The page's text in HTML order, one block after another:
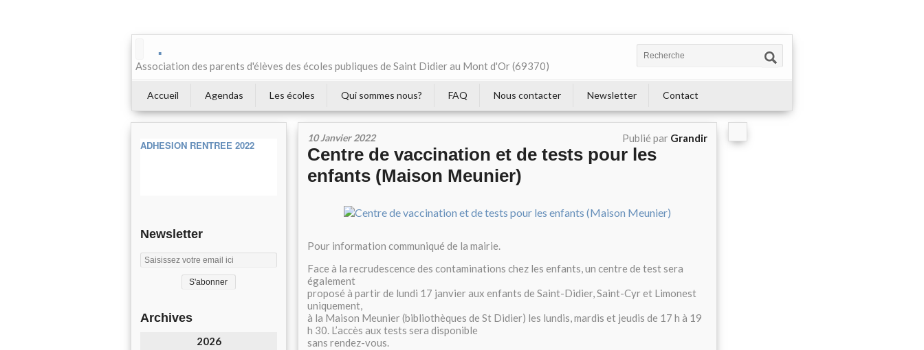
.
Association des parents d'élèves des écoles publiques de Saint Didier au Mont d'Or (69370)
Accueil Agendas Les écoles Qui sommes nous? FAQ Nous contacter Newsletter Contact
ADHESION RENTREE 2022
Newsletter
Archives
2026
10 Janvier 2022 Publié par Grandir
Centre de vaccination et de tests pour les
enfants (Maison Meunier)
Pour information communiqué de la mairie.
Face à la recrudescence des contaminations chez les enfants, un centre de test sera
également
proposé à partir de lundi 17 janvier aux enfants de Saint-Didier, Saint-Cyr et Limonest
uniquement,
à la Maison Meunier (bibliothèques de St Didier) les lundis, mardis et jeudis de 17 h à 19
h 30. L’accès aux tests sera disponible
sans rendez-vous.